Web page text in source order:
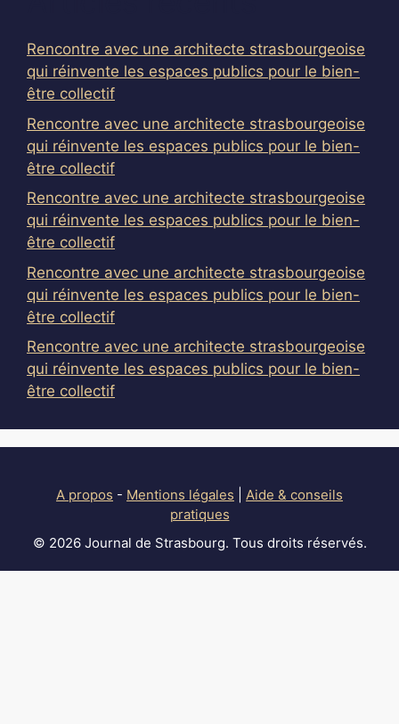
Rencontre avec une architecte strasbourgeoise
qui réinvente les espaces publics pour le bien-
être collectif
Rencontre avec une architecte strasbourgeoise
qui réinvente les espaces publics pour le bien-
être collectif
Rencontre avec une architecte strasbourgeoise
qui réinvente les espaces publics pour le bien-
être collectif
Rencontre avec une architecte strasbourgeoise
qui réinvente les espaces publics pour le bien-
être collectif
Rencontre avec une architecte strasbourgeoise
qui réinvente les espaces publics pour le bien-
être collectif
A propos - Mentions légales
Aide & conseils
pratiques
© 2026 Journal de Strasbourg. Tous droits réservés.